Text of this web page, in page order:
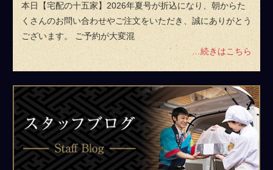
本日【宅配の十五家】2026年夏号が折込になり、朝からた
くさんのお問い合わせやご注文をいただき、誠にありがとう
ございます。 ご予約が大変混
…続きはこちら
ス
タ
ッ
フ
ブ
ロ
グ